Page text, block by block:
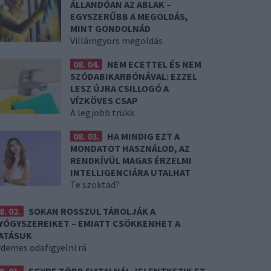
ÁLLANDÓAN AZ ABLAK –
EGYSZERŰBB A MEGOLDÁS,
MINT GONDOLNÁD
Villámgyors megoldás
08. 04.
NEM ECETTEL ÉS NEM
SZÓDABIKARBÓNÁVAL: EZZEL
LESZ ÚJRA CSILLOGÓ A
VÍZKÖVES CSAP
A legjobb trükk
08. 03.
HA MINDIG EZT A
MONDATOT HASZNÁLOD, AZ
RENDKÍVÜL MAGAS ÉRZELMI
INTELLIGENCIÁRA UTALHAT
Te szoktad?
02.
SOKAN ROSSZUL TÁROLJÁK A
– EMIATT CSÖKKENHET A
odafigyelni rá